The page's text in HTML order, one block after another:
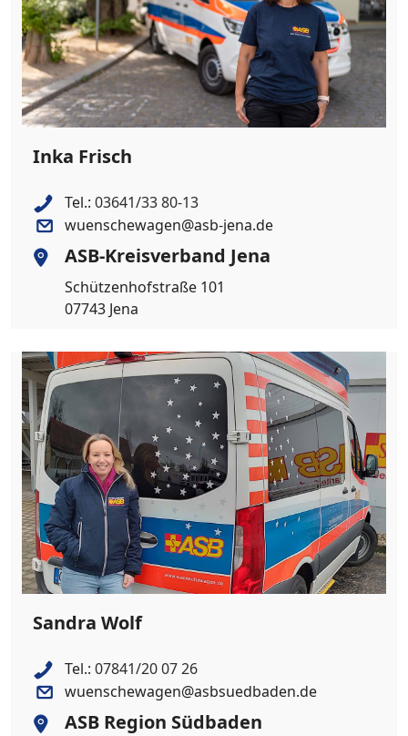
Inka Frisch
Tel.: 03641/33 80-13
wuenschewagen@asb-jena.de
ASB-Kreisverband Jena
Schützenhofstraße 101
07743 Jena
Sandra Wolf
Tel.: 07841/20 07 26
wuenschewagen@asbsuedbaden.de
ASB Region Südbaden